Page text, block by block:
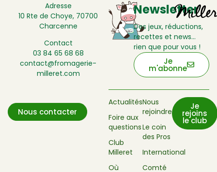
Adresse
10 Rte de Choye, 70700
Charcenne
Contact
03 84 65 68 68
contact@fromagerie-
milleret.com
Nous contacter
Newsletter
Des jeux, réductions,
recettes et news…
rien que pour vous !
Je
m'abonne
Actualités
Foire aux
questions
Club
Milleret
Où
Nous
rejoindre
Le coin
des Pros
International
Comté
Je
rejoins
le club